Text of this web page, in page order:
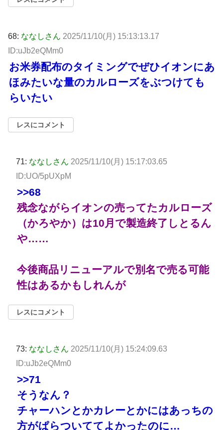
68: ななしさん 2025/11/10(月) 15:13:13.17
ID:uJb2eQMm0
お米券配布のタイミングでぜひイオンにあ
ほみたいな量のカルローズをぶつけても
らいたい
レスにコメント
71: ななしさん 2025/11/10(月) 15:17:03.65
ID:UO/5pUXpM
>>68
残念ながらイオンの売ってたカルローズ
（かろやか）は10月で製造終了しとるん
や……
今後商品リニューアルで別名で売る可能
性はあるかもしれんが
レスにコメント
73: ななしさん 2025/11/10(月) 15:24:09.63
ID:uJb2eQMm0
>>71
そうなん？
チャーハンとかカレーとかにはあっちの
方がぱらついててよかったのに…